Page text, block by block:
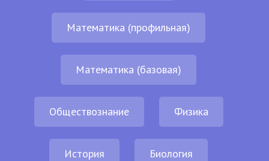
Математика (профильная)
Математика (базовая)
Обществознание Физика
История Биология